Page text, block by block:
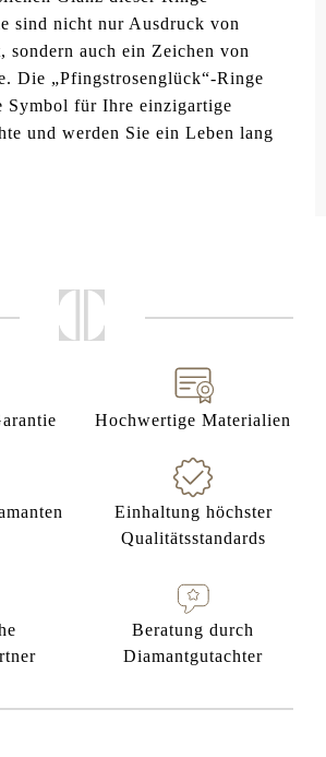
sind nicht nur Ausdruck von
sondern auch ein Zeichen von
Die „Pfingstrosenglück“-Ringe
Symbol für Ihre einzigartige
und werden Sie ein Leben lang
Hochwertige Materialien
Einhaltung höchster
Qualitätsstandards
Beratung durch
Diamantgutachter